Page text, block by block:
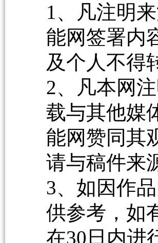
1、凡注明
能网签署内
及个人不得
2、凡本网
载与其他媒
能网赞同其
请与稿件来
3、如因作
供参考，如
在30日内进